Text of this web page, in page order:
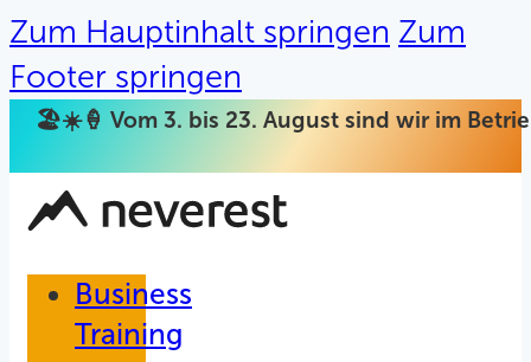
Zum Hauptinhalt springen Zum
Footer springen
🏖️☀️🍦 Vom 3. bis 23. August sind wir im
Business
Training